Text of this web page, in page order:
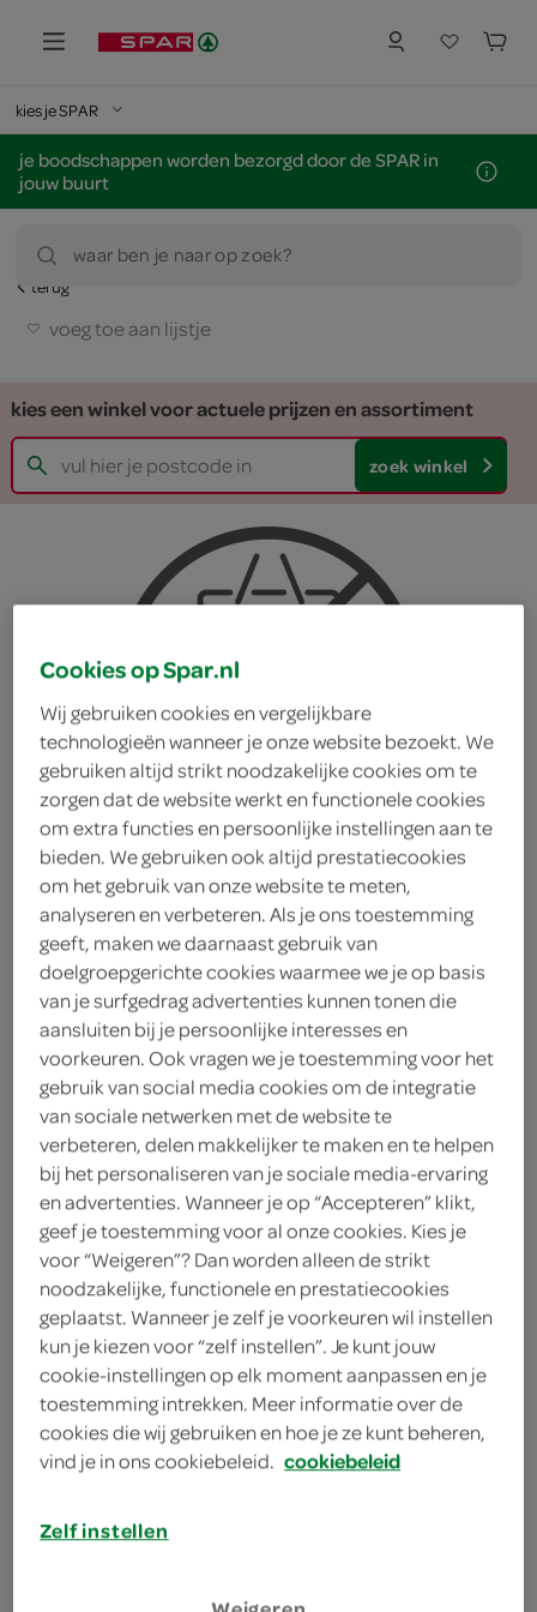
kies je SPAR
je boodschappen worden bezorgd door de SPAR in
jouw buurt
waar ben je naar op zoek?
terug
voeg toe aan lijstje
kies een winkel voor actuele prijzen en assortiment
zoek winkel
Daily Chef
lasagnebladen
Daily Chef
250 Gram
Let op: aanbiedingen zijn niet zichtbaar bij de
producten, maar worden wél automatisch
verwerkt in de winkelmand.
bouw laag voor laag een stevige ovenschaal met deze
handige bladen, perfect voor een lasagneavond met
vrienden of familie
Cookies op Spar.nl
Wij gebruiken cookies en vergelijkbare
technologieën wanneer je onze website bezoekt. We
gebruiken altijd strikt noodzakelijke cookies om te
zorgen dat de website werkt en functionele cookies
om extra functies en persoonlijke instellingen aan te
bieden. We gebruiken ook altijd prestatiecookies
om het gebruik van onze website te meten,
analyseren en verbeteren. Als je ons toestemming
geeft, maken we daarnaast gebruik van
doelgroepgerichte cookies waarmee we je op basis
van je surfgedrag advertenties kunnen tonen die
aansluiten bij je persoonlijke interesses en
voorkeuren. Ook vragen we je toestemming voor het
gebruik van social media cookies om de integratie
van sociale netwerken met de website te
verbeteren, delen makkelijker te maken en te helpen
bij het personaliseren van je sociale media-ervaring
en advertenties. Wanneer je op “Accepteren” klikt,
geef je toestemming voor al onze cookies. Kies je
voor “Weigeren”? Dan worden alleen de strikt
noodzakelijke, functionele en prestatiecookies
geplaatst. Wanneer je zelf je voorkeuren wil instellen
kun je kiezen voor “zelf instellen”. Je kunt jouw
cookie-instellingen op elk moment aanpassen en je
toestemming intrekken. Meer informatie over de
cookies die wij gebruiken en hoe je ze kunt beheren,
vind je in ons cookiebeleid. cookiebeleid
Zelf instellen